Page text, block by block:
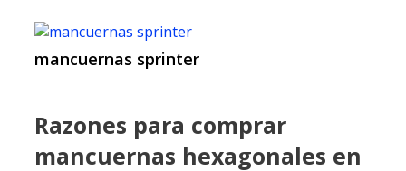
mancuernas sprinter
Razones para comprar
mancuernas hexagonales en